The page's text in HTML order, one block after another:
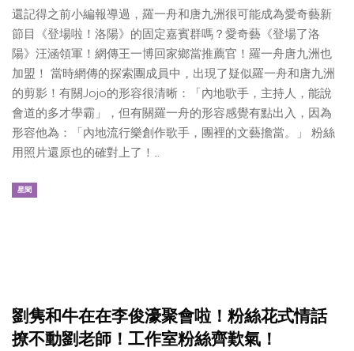
還記得之前小編報導過，羅一舟和唐九洲很可能成為愛奇藝新
節目《登場啦！洛陽》的固定嘉賓群嗎？愛奇藝《登場了洛
陽》汪涵領軍！網傳王一博回家鄉當推薦官！羅一舟唐九洲也
加盟！ 當時網傳的探索團成員中，出現了疑似羅一舟和唐九洲
的剪影！有關Jojo的形容很清晰：「內地歌手，主持人，能說
會道的多才學霸」，但有關羅一舟的形容感覺有點出入，因為
形容他為：「內地流行樂創作歌手，團裡的文藝擔當。」 粉絲
用照片還原也的確對上了！…
星聞
劉隽和牛在在李俊濠聚會啦！粉絲花式情話
撩不動劉老師！工作室粉絲齊歎氣！